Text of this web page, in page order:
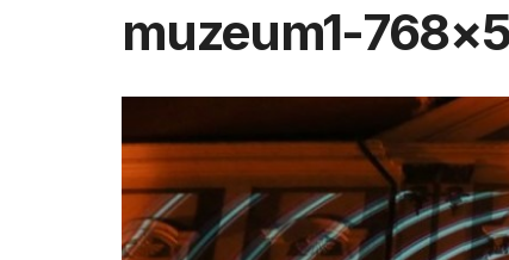
muzeum1-